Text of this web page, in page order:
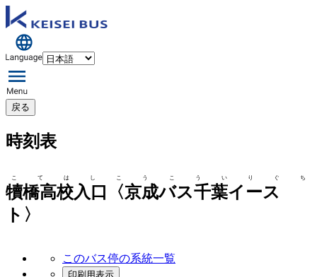
戻る
時刻表
犢橋高校入口〈京成バス千葉イース
ト〉
こてはしこうこういりぐち
このバス停の系統一覧
印刷用表示